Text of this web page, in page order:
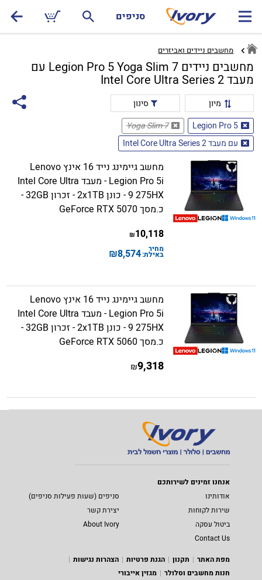
סניפים
מחשבים ניידים ואביזרים
מחשבים ניידים Legion Pro 5 Yoga Slim 7 עם
מעבד Intel Core Ultra Series 2
מיון
סינון
Legion Pro 5
Yoga Slim 7
עם מעבד Intel Core Ultra Series 2
מחשב גיימינג נייד 16 אינץ Lenovo
Legion Pro 5i - מעבד Intel Core Ultra
9 275HX - כונן 2x1TB - זכרון 32GB -
כ.מסך GeForce RTX 5070
10,118
₪
מחיר
באילת:8,574
₪
מחשב גיימינג נייד 16 אינץ Lenovo
Legion Pro 5i - מעבד Intel Core Ultra
9 275HX - כונן 2x1TB - זכרון 32GB -
כ.מסך GeForce RTX 5060
9,318
₪
אנחנו זמינים לשירותכם
אודותינו
סניפים (שעות פעילות סניפים)
שירות לקוחות
יצירת קשר
ביטול עסקה
About Ivory
Contact Us
מפת האתר
תקנון הגנת פרטיות
הצהרות נגישות
חנות מחשבים וסלולר
מגזין אייבורי